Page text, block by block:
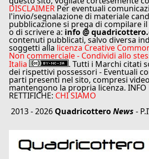
DISCLAIMER Per eventuali
l'invio/segnalazione di materiale
pubblicazione si prega di compilare
o di scrivere a: info @
contenuti pubblicati, salvo diversa
soggetti alla licenza Creative
Non commerciale - Condividi allo
Italia . Tutti i Marchi citati
dei rispettivi possessori - Eventuali
parti presenti nel sito, compresi
mantengono la propria licenza. INFO
RETTIFICHE: CHI SIAMO
2013 - 2026 QuadricotteroNews -